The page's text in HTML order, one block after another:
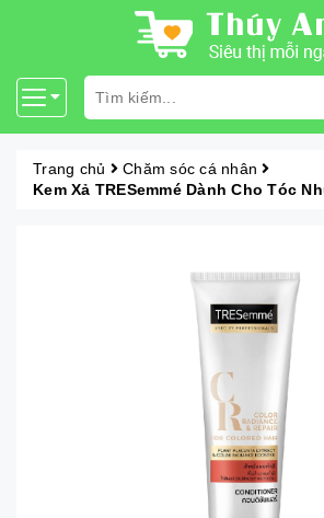
Trang chủ
Chăm sóc cá nhân
Kem Xả TRESemmé Dành Cho Tóc